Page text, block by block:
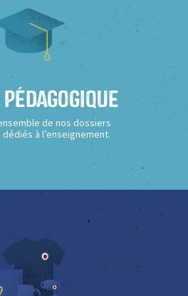
Pédagogique
de nos dossiers
à l’enseignement.